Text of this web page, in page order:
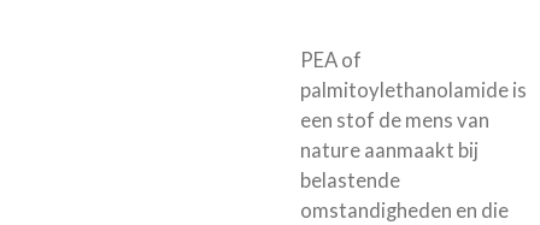
PEA of
palmitoylethanolamide is
een stof de mens van
nature aanmaakt bij
belastende
omstandigheden en die